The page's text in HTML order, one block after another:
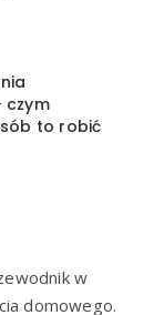
czym
to robić
w
domowego.